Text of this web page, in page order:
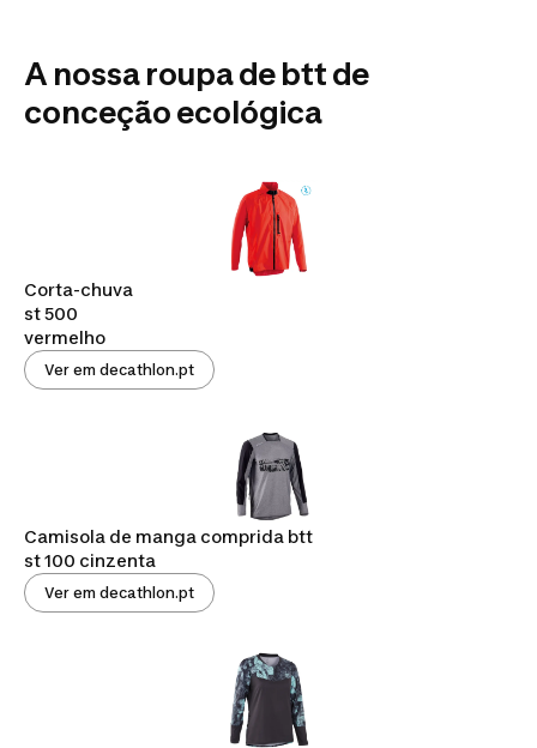
A nossa roupa de btt de
conceção ecológica
Corta-chuva
st 500
vermelho
Ver em decathlon.pt
Camisola de manga comprida btt
st 100 cinzenta
Ver em decathlon.pt